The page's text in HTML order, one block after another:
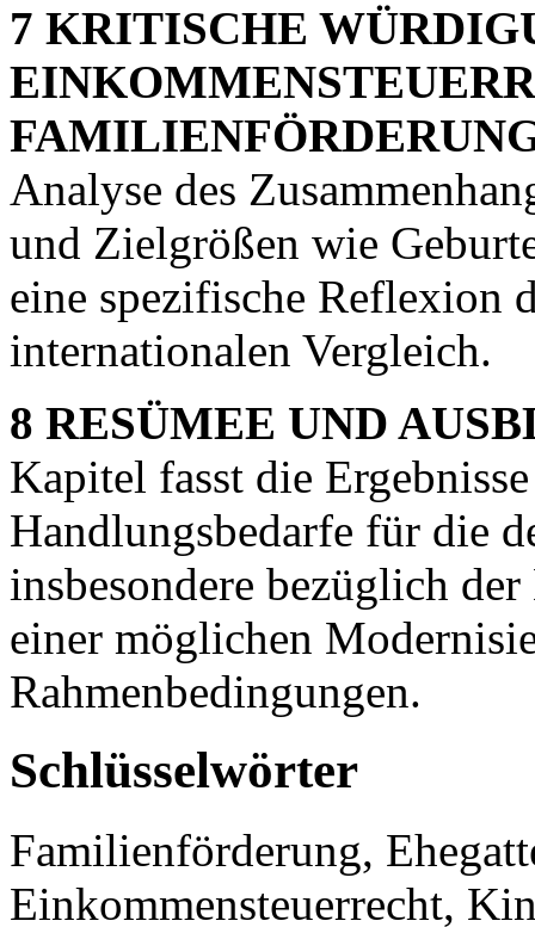
7 KRITISCHE
Analyse des
und Zielgrößen wie
eine spezifische Reflexion
internationalen Vergleich.
8 RESÜMEE UND
Kapitel fasst die
Handlungsbedarfe für die
insbesondere bezüglich
einer möglichen
Rahmenbedingungen.
Schlüsselwörter
Familienförderung,
Einkommensteuerrecht,